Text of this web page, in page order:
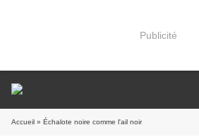
Publicité
Accueil » Échalote noire comme l'ail noir